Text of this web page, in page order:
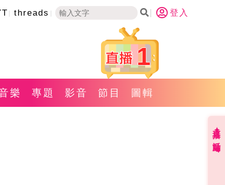
threads 登入
1
樂 專題 影音 節目 圖輯
直播✦活動